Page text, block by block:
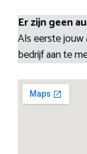
Er zijn geen
Als eerste jouw
bedrijf aan te